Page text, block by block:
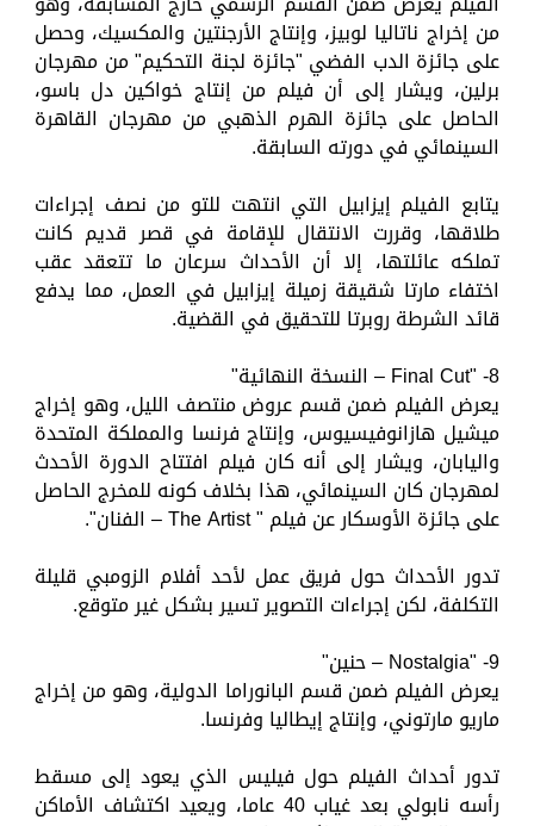
من إخراج ناتاليا لوبيز، وإنتاج الأرجنتين والمكسيك، وحصل
على جائزة الدب الفضي "جائزة لجنة التحكيم" من مهرجان
برلين، ويشار إلى أن فيلم من إنتاج خواكين دل باسو،
الحاصل على جائزة الهرم الذهبي من مهرجان القاهرة
السينمائي في دورته السابقة.
يتابع الفيلم إيزابيل التي انتهت للتو من نصف إجراءات
طلاقها، وقررت الانتقال للإقامة في قصر قديم كانت
تملكه عائلتها، إلا أن الأحداث سرعان ما تتعقد عقب
اختفاء مارتا شقيقة زميلة إيزابيل في العمل، مما يدفع
قائد الشرطة روبرتا للتحقيق في القضية.
8- "Final Cut – النسخة النهائية"
يعرض الفيلم ضمن قسم عروض منتصف الليل، وهو إخراج
ميشيل هازانوفيسيوس، وإنتاج فرنسا والمملكة المتحدة
واليابان، ويشار إلى أنه كان فيلم افتتاح الدورة الأحدث
لمهرجان كان السينمائي، هذا بخلاف كونه للمخرج الحاصل
على جائزة الأوسكار عن فيلم " The Artist – الفنان".
تدور الأحداث حول فريق عمل لأحد أفلام الزومبي قليلة
التكلفة، لكن إجراءات التصوير تسير بشكل غير متوقع.
9- "Nostalgia – حنين"
يعرض الفيلم ضمن قسم البانوراما الدولية، وهو من إخراج
ماريو مارتوني، وإنتاج إيطاليا وفرنسا.
تدور أحداث الفيلم حول فيليس الذي يعود إلى مسقط
رأسه نابولي بعد غياب 40 عاما، ويعيد اكتشاف الأماكن